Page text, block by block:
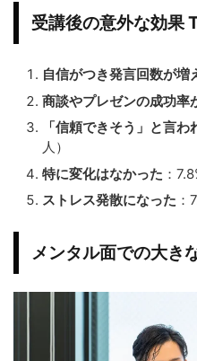
受講後の意外な効果
自信がつき発言回数が増
商談やプレゼンの成功率
「信頼できそう」と言
人）
特に変化はなかった ：
ストレス発散になった ：
メンタル面での大き